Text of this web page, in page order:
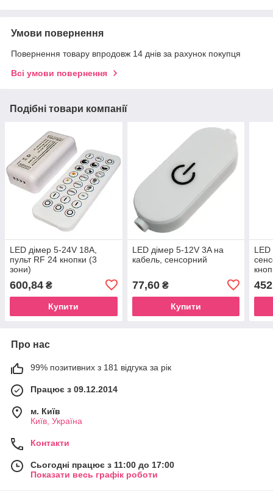
Умови повернення
Повернення товару впродовж 14 днів за рахунок покупця
Всі умови повернення
Подібні товари компанії
LED дімер 5-24V 18A,
пульт RF 24 кнопки (3
зони)
600,84 ₴
Купити
LED дімер 5-12V 3A на
кабель, сенсорний
77,60₴
Купити
LED
Про нас
99% позитивних з 181 відгука за рік
Працює з 09.12.2014
м. Київ
Київ, Україна
Контакти
Сьогодні працює з 11:00 до 17:00
Показати весь графік роботи